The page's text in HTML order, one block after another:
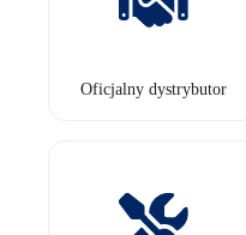
Oficjalny dystrybutor